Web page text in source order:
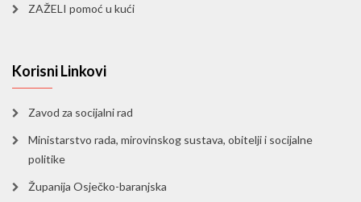
ZAŽELI pomoć u kući
Korisni Linkovi
Zavod za socijalni rad
Ministarstvo rada, mirovinskog sustava, obitelji i socijalne
politike
Županija Osječko-baranjska